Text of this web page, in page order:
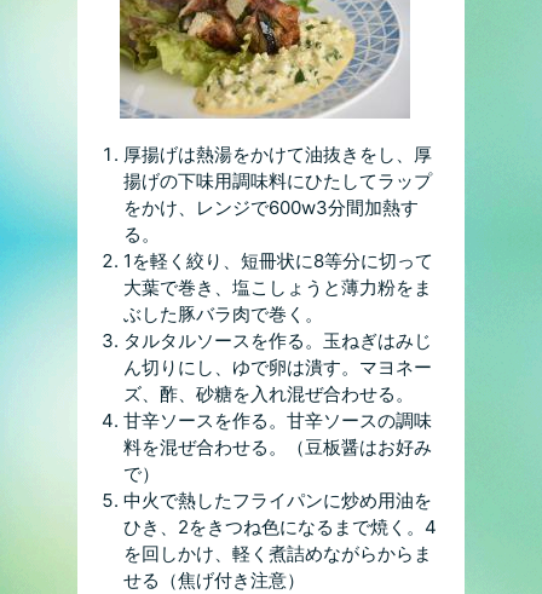
厚揚げは熱湯をかけて油抜きをし、厚
揚げの下味用調味料にひたしてラップ
をかけ、レンジで600w3分間加熱す
る。
1を軽く絞り、短冊状に8等分に切って
大葉で巻き、塩こしょうと薄力粉をま
ぶした豚バラ肉で巻く。
タルタルソースを作る。玉ねぎはみじ
ん切りにし、ゆで卵は潰す。マヨネー
ズ、酢、砂糖を入れ混ぜ合わせる。
甘辛ソースを作る。甘辛ソースの調味
料を混ぜ合わせる。（豆板醤はお好み
で）
中火で熱したフライパンに炒め用油を
ひき、2をきつね色になるまで焼く。4
を回しかけ、軽く煮詰めながらからま
せる（焦げ付き注意）